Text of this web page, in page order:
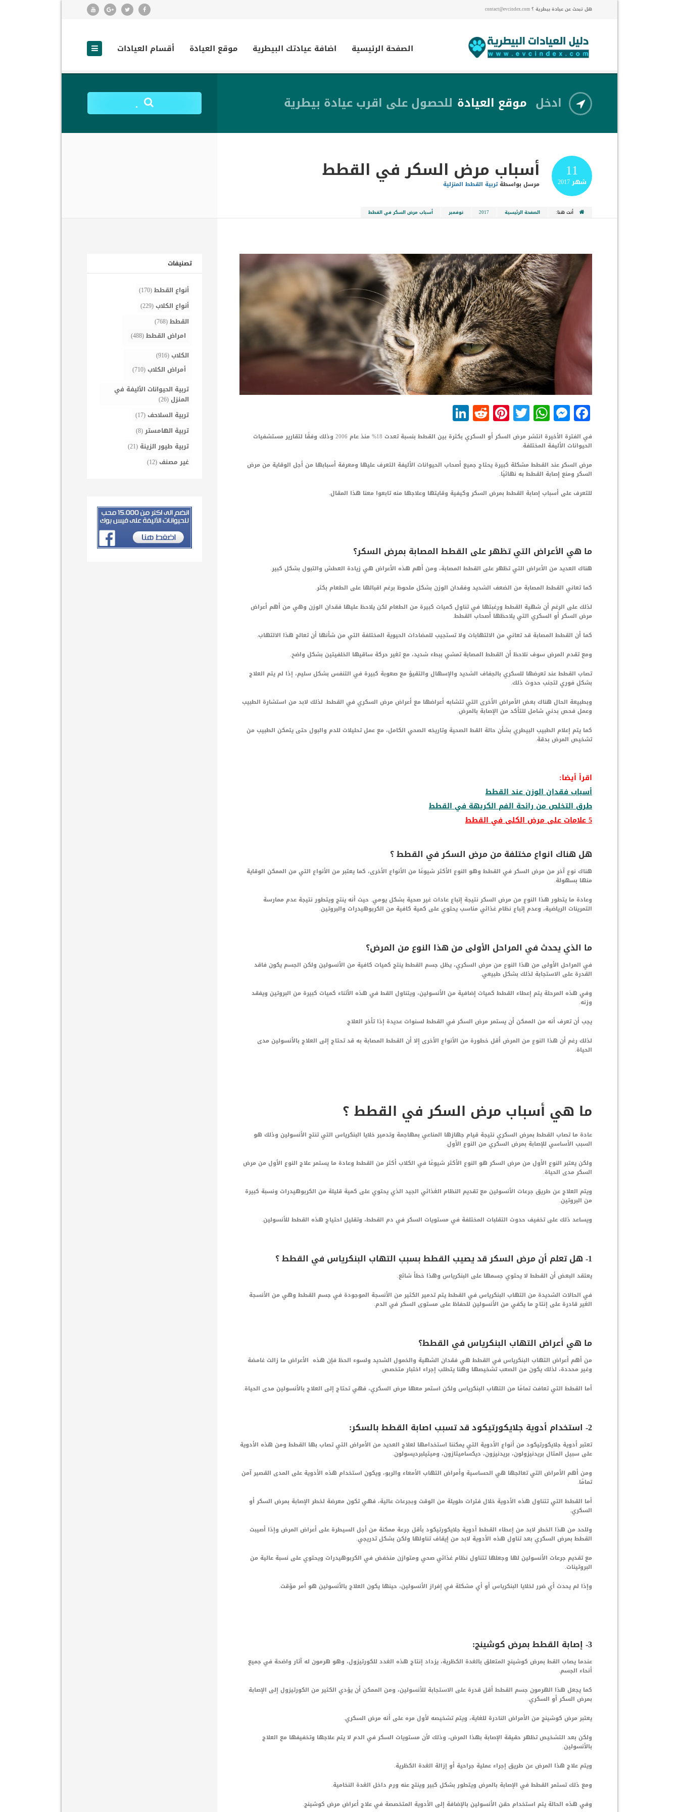
هل تبحث عن عيادة بيطرية ؟ contact@evcindex.com
الصفحة الرئيسية اضافة عيادتك البيطرية موقع العيادة أقسام العيادات
ادخل موقع العيادة للحصول على اقرب عيادة بيطرية .
11
شهر2017 أسباب مرض السكر في القطط
مرسل بواسطةتربية القطط المنزلية
أنت هنا: الصفحة الرئيسية 2017 نوفمبر أسباب مرض السكر في القطط
Facebook
Messenger
WhatsApp
Twitter
Pinterest
Reddit
في الفترة الأخيرة انتشر مرض السكر أو السكري بكثرة بين القطط بنسبة تعدت 18% منذ عام 2006 وذلك وفقًا لتقارير مستشفيات
الحيوانات الأليفة المختلفة.
مرض السكر عند القطط مشكلة كبيرة يحتاج جميع أصحاب الحيوانات الأليفة التعرف عليها ومعرفة أسبابها من أجل الوقاية من مرض
السكر ومنع إصابة القطط به نهائيًا.
للتعرف على أسباب إصابة القطط بمرض السكر وكيفية وقايتها وعلاجها منه تابعوا معنا هذا المقال.
ما هي الأعراض التي تظهر على القطط المصابة بمرض السكر؟
هناك العديد من الأعراض التي تظهر على القطط المصابة، ومن أهم هذه الأعراض هي زيادة العطش والتبول بشكل كبير.
كما تعاني القطط المصابة من الضعف الشديد وفقدان الوزن بشكل ملحوظ برغم اقبالها على الطعام بكثر.
لذلك على الرغم أن شهية القطط ورغبتها في تناول كميات كبيرة من الطعام لكن يلاحظ عليها فقدان الوزن وهي من أهم أعراض
مرض السكر أو السكري التي يلاحظها أصحاب القطط.
كما أن القطط المصابة قد تعاني من الالتهابات ولا تستجيب للمضادات الحيوية المختلفة التي من شأنها أن تعالج هذا الالتهاب.
ومع تقدم المرض سوف نلاحظ أن القطط المصابة تمشي ببطء شديد، مع تغير حركة ساقيها الخلفيتين بشكل واضح.
تصاب القطط عند تعرضها للسكري بالجفاف الشديد والإسهال والتقيؤ مع صعوبة كبيرة في التنفس بشكل سليم، إذا لم يتم العلاج
بشكل فوري لتجنب حدوث ذلك.
وبطبيعة الحال هناك بعض الأمراض الأخرى التي تتشابه أعراضها مع أعراض مرض السكري في القطط. لذلك لابد من استشارة الطبيب
وعمل فحص بدني شامل للتأكد من الإصابة بالمرض.
كما يتم إعلام الطبيب البيطري بشأن حالة القط الصحية وتاريخه الصحي الكامل، مع عمل تحليلات للدم والبول حتى يتمكن الطبيب من
تشخيص المرض بدقة.
اقرأ أيضا:
أسباب فقدان الوزن عند القطط
طرق التخلص من رائحة الفم الكريهة في القطط
5 علامات على مرض الكلى في القطط
هل هناك انواع مختلفة من مرض السكر في القطط ؟
هناك نوع آخر من مرض السكر في القطط وهو النوع الأكثر شيوعًا من الأنواع الأخرى، كما يعتبر من الأنواع التي من الممكن الوقاية
منها بسهولة.
وعادة ما يتطور هذا النوع من مرض السكر نتيجة إتباع عادات غير صحية بشكل يومي. حيث أنه ينتج ويتطور نتيجة عدم ممارسة
التمرينات الرياضية، وعدم إتباع نظام غذائي مناسب يحتوي على كمية كافية من الكربوهيدرات والبروتين.
ما الذي يحدث في المراحل الأولى من هذا النوع من المرض؟
في المراحل الأولى من هذا النوع من مرض السكري، يظل جسم القطط ينتج كميات كافية من الأنسولين ولكن الجسم يكون فاقد
القدرة على الاستجابة لذلك بشكل طبيعي.
وفي هذه المرحلة يتم إعطاء القطط كميات إضافية من الأنسولين، ويتناول القط في هذه الأثناء كميات كبيرة من البروتين ويفقد
وزنه.
يجب أن تعرف أنه من الممكن أن يستمر مرض السكر في القطط لسنوات عديدة إذا تأخر العلاج.
لذلك رغم أن هذا النوع من المرض أقل خطورة من الأنواع الأخرى إلا أن القطط المصابة به قد تحتاج إلى العلاج بالأنسولين مدى
الحياة.
ما هي أسباب مرض السكر في القطط ؟
عادة ما تصاب القطط بمرض السكري نتيجة قيام جهازها المناعي بمهاجمة وتدمير خلايا البنكرياس التي تنتج الأنسولين وذلك هو
السبب الأساسي للإصابة بمرض السكري من النوع الأول.
ولكن يعتبر النوع الأول من مرض السكر هو النوع الأكثر شيوعًا في الكلاب أكثر من القطط وعادة ما يستمر علاج النوع الأول من مرض
السكر مدى الحياة.
ويتم العلاج عن طريق جرعات الأنسولين مع تقديم النظام الغذائي الجيد الذي يحتوي على كمية قليلة من الكربوهيدرات ونسبة كبيرة
من البروتين.
ويساعد ذلك على تخفيف حدوث التقلبات المختلفة في مستويات السكر في دم القطط، وتقليل احتياج هذه القطط للأنسولين.
1- هل تعلم أن مرض السكر قد يصيب القطط بسبب التهاب البنكرياس في القطط ؟
يعتقد البعض أن القطط لا يحتوي جسمها على البنكرياس وهذا خطأ شائع.
في الحالات الشديدة من التهاب البنكرياس في القطط يتم تدمير الكثير من الأنسجة الموجودة في جسم القطط وهي من الأنسجة
الغير قادرة على إنتاج ما يكفي من الأنسولين للحفاظ على مستوى السكر في الدم.
ما هي أعراض التهاب البنكرياس في القطط؟
من أهم أعراض التهاب البنكرياس في القطط هي فقدان الشهية والخمول الشديد ولسوء الحظ فإن هذه الأعراض ما زالت غامضة
وغير محددة، لذلك يكون من الصعب تشخيصها وهنا يتطلب إجراء اختبار متخصص.
أما القطط التي تعافت تمامًا من التهاب البنكرياس ولكن استمر معها مرض السكري، فهي تحتاج إلى العلاج بالأنسولين مدى الحياة.
2- استخدام أدوية جلايكورتيكود قد تسبب اصابة القطط بالسكر:
تعتبر أدوية جلايكورتيكود من أنواع الأدوية التي يمكننا استخدامها لعلاج العديد من الأمراض التي تصاب بها القطط ومن هذه الأدوية
على سبيل المثال بريدنيزولون، بريدنيزون، ديكساميثازون، وميثيلبرديسولون.
ومن أهم الأمراض التي تعالجها هي الحساسية وأمراض التهاب الأمعاء والربو، ويكون استخدام هذه الأدوية على المدى القصير آمن
تمامًا.
أما القطط التي تتناول هذه الأدوية خلال فترات طويلة من الوقت وبجرعات عالية، فهي تكون معرضة لخطر الإصابة بمرض السكر أو
السكري.
وللحد من هذا الخطر لابد من إعطاء القطط أدوية جلايكورتيكود بأقل جرعة ممكنة من أجل السيطرة على أعراض المرض وإذا أصيبت
القطط بمرض السكري بعد تناول هذه الأدوية لابد من إيقاف تناولها ولكن بشكل تدريجي.
مع تقديم جرعات الأنسولين لها وجعلها تتناول نظام غذائي صحي ومتوازن منخفض في الكربوهيدرات ويحتوي على نسبة عالية من
البروتينات.
وإذا لم يحدث أي ضرر لخلايا البنكرياس أو أي مشكلة في إفراز الأنسولين، حينها يكون العلاج بالأنسولين هو أمر مؤقت.
3- إصابة القطط بمرض كوشينج:
عندما يصاب القط بمرض كوشينج المتعلق بالغدة الكظرية، يزداد إنتاج هذه الغدد للكورتيزول، وهو هرمون له آثار واضحة في جميع
أنحاء الجسم.
كما يجعل هذا الهرمون جسم القطط أقل قدرة على الاستجابة للأنسولين، ومن الممكن أن يؤدي الكثير من الكورتيزول إلى الإصابة
بمرض السكر أو السكري.
يعتبر مرض كوشينج من الأمراض النادرة للغاية، ويتم تشخيصه لأول مره على أنه مرض السكري.
ولكن بعد التشخيص تظهر حقيقة الإصابة بهذا المرض، وذلك لأن مستويات السكر في الدم لا يتم علاجها وتخفيفها مع العلاج
بالأنسولين.
ويتم علاج هذا المرض عن طريق إجراء عملية جراحية أو إزالة الغدة الكظرية.
ومع ذلك تستمر القطط في الإصابة بالمرض ويتطور بشكل كبير وينتج عنه ورم داخل الغدة النخامية.
وفي هذه الحالة يتم استخدام حقن الأنسولين بالإضافة إلى الأدوية المتخصصة في علاج أعراض مرض كوشينج.
تصنيفات
أنواع القطط(170)
أنواع الكلاب(229)
القطط(768)
امراض القطط(488)
الكلاب(916)
أمراض الكلاب(710)
تربية الحيوانات الأليفة في
المنزل(26)
تربية السلاحف(17)
تربية الهامستر(8)
تربية طيور الزينة (21)
غير مصنف(12)